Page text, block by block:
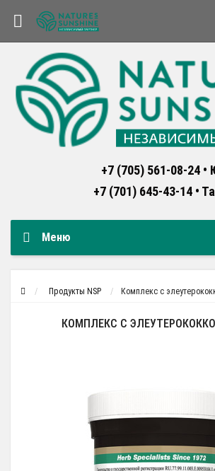
+7 (705) 561-08-24 •
+7 (701) 645-43-14 •
Меню
Продукты NSP Комплекс с
КОМПЛЕКС С